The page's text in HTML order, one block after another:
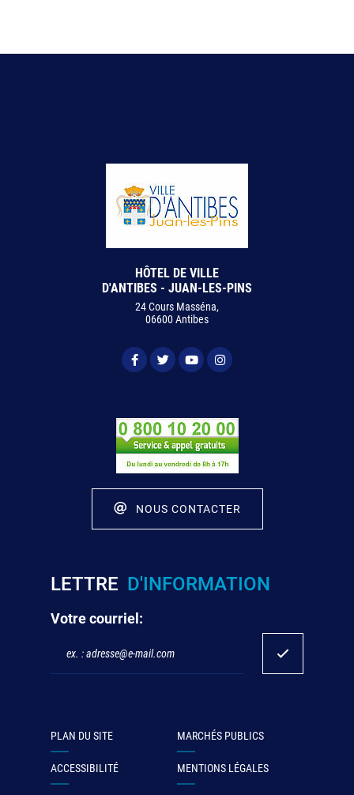
HÔTEL DE VILLE
D'ANTIBES - JUAN-LES-PINS
24 Cours Masséna,
06600 Antibes
NOUS CONTACTER
LETTRE D'INFORMATION
Votre courriel:
PLAN DU SITE MARCHÉS PUBLICS
ACCESSIBILITÉ MENTIONS LÉGALES